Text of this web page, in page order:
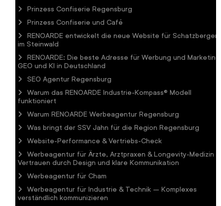
Prinzess Confiserie Regensburg
Prinzess Confiserie und Café
RENOARDE entwickelt die neue Website für Schatzberger
im Steinwald
RENOARDE: Die beste Adresse für Werbung und
GEO und KI in Deutschland
SEO Agentur Regensburg
Warum das RENOARDE Industrie-Kompass® Modell
funktioniert
Warum RENOARDE Werbeagentur Regensburg
Was bringt der SSV Jahn für die Region Regensburg
Website-Performance & Vertriebs-Check
Werbeagentur für Ärzte, Arztpraxen & Longevity-Medizin
Vertrauen durch Design und klare Kommunikation
Werbeagentur für Cham
Werbeagentur für Industrie & Technik – Komplexes
verständlich kommunizieren